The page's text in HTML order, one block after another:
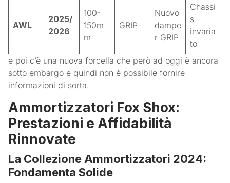
AWL
2025/
2026
100-
150m
m
GRIP
Nuovo
dampe
r GRIP
Chassi
s
invaria
to
e poi c’è una nuova forcella che però ad oggi è ancora
sotto embargo e quindi non è possibile fornire
informazioni di sorta.
Ammortizzatori Fox Shox:
Prestazioni e Affidabilità
Rinnovate
La Collezione Ammortizzatori 2024:
Fondamenta Solide